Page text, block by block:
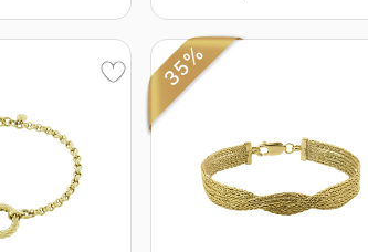
35%